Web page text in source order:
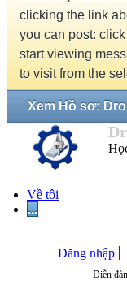
clicking the link
you can post:
start viewing
to visit from the
Xem Hồ sơ:
Về tôi
...
Đăng nhập
Diễn